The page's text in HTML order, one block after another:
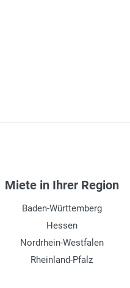
Miete in Ihrer Region
Baden-Württemberg
Hessen
Nordrhein-Westfalen
Rheinland-Pfalz